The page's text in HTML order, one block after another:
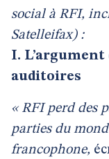
social à RFI,
Satelleifax) :
I.
auditoires
« RFI perd des
parties du
francophone,